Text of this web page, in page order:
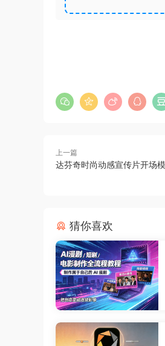
上一篇
达芬奇时尚动感宣传片开场
猜你喜欢